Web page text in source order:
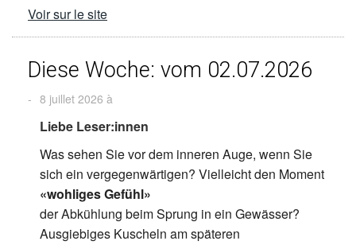
Voir sur le site
Diese Woche: vom 02.07.2026
- 8 juillet 2026 à
Liebe Leser:innen
Was sehen Sie vor dem inneren Auge, wenn Sie
sich ein
«wohliges Gefühl»
vergegenwärtigen? Vielleicht den Moment
der Abkühlung beim Sprung in ein Gewässer?
Ausgiebiges Kuscheln am späteren